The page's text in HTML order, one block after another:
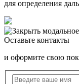
для определения
Оставьте контакты
и оформите свою